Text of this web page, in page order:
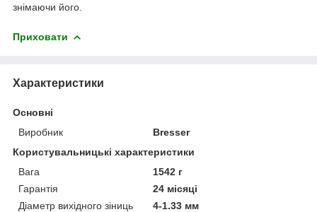
знімаючи його.
Приховати
Характеристики
Основні
Виробник
Bresser
Користувальницькі характеристики
Вага
1542 г
Гарантія
24 місяці
Діаметр вихідного зіниць
4-1.33 мм